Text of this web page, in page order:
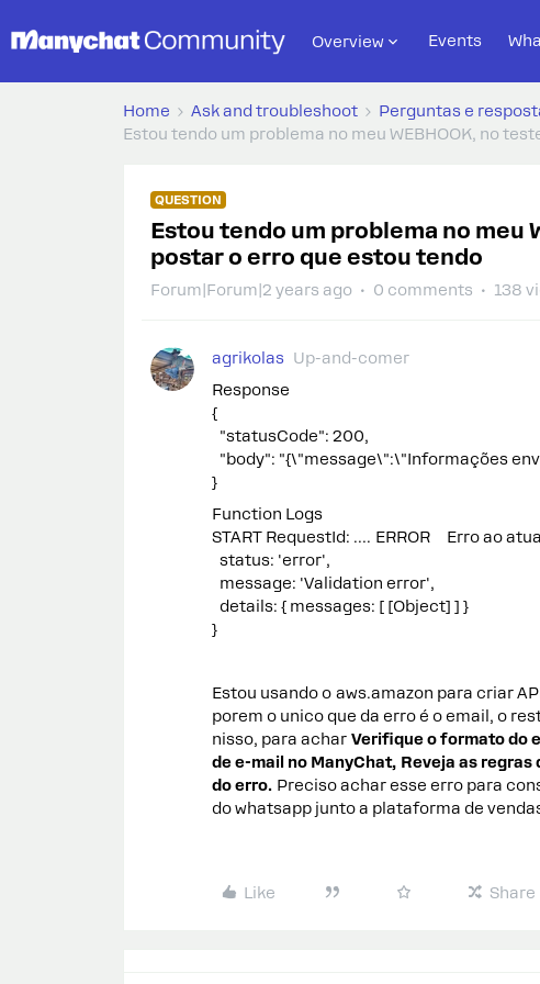
Overview Events
Home Ask and troubleshoot
Perguntas e
Estou tendo um problema no meu WEBHOOK, no
QUESTION
Estou tendo um problema no meu
postar o erro que estou tendo
Forum|Forum|2 years ago 0 comments 138
agrikolas Up-and-comer
Response
{
"statusCode": 200,
"body": "{\"message\":\"Informações
}
Function Logs
START RequestId: …. ERROR Erro ao
status: 'error',
message: 'Validation error',
details: { messages: [ [Object] ] }
}
Estou usando o aws.amazon para criar
porem o unico que da erro é o email, o
nisso, para achar Verifique o formato do
de e-mail no ManyChat, Reveja as regras
do erro. Preciso achar esse erro para
do whatsapp junto a plataforma de
Like Share